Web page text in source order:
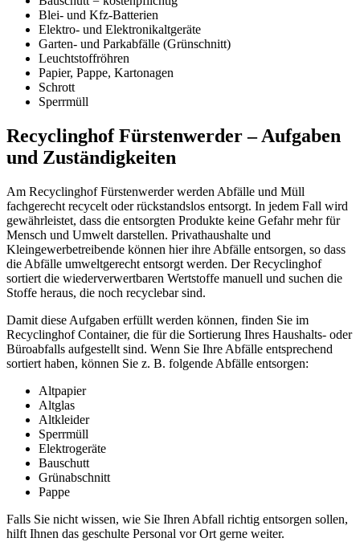
Blei- und Kfz-Batterien
Elektro- und Elektronikaltgeräte
Garten- und Parkabfälle (Grünschnitt)
Leuchtstoffröhren
Papier, Pappe, Kartonagen
Schrott
Sperrmüll
Recyclinghof Fürstenwerder – Aufgaben
und Zuständigkeiten
Am Recyclinghof Fürstenwerder werden Abfälle und Müll
fachgerecht recycelt oder rückstandslos entsorgt. In jedem Fall wird
gewährleistet, dass die entsorgten Produkte keine Gefahr mehr für
Mensch und Umwelt darstellen. Privathaushalte und
Kleingewerbetreibende können hier ihre Abfälle entsorgen, so dass
die Abfälle umweltgerecht entsorgt werden. Der Recyclinghof
sortiert die wiederverwertbaren Wertstoffe manuell und suchen die
Stoffe heraus, die noch recyclebar sind.
Damit diese Aufgaben erfüllt werden können, finden Sie im
Recyclinghof Container, die für die Sortierung Ihres Haushalts- oder
Büroabfalls aufgestellt sind. Wenn Sie Ihre Abfälle entsprechend
sortiert haben, können Sie z. B. folgende Abfälle entsorgen:
Altpapier
Altglas
Altkleider
Sperrmüll
Elektrogeräte
Bauschutt
Grünabschnitt
Pappe
Falls Sie nicht wissen, wie Sie Ihren Abfall richtig entsorgen sollen,
hilft Ihnen das geschulte Personal vor Ort gerne weiter.